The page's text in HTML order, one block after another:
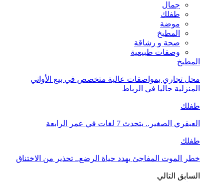
جمال
طفلك
موضة
المطبخ
صحة و رشاقة
وصفات طبيعية
المطبخ
محل تجاري بمواصفات عالية متخصص في بيع الأواني
المنزلية حاليا في الرباط
طفلك
العبقري الصغير.. يتحدث 7 لغات في عمر الرابعة
طفلك
خطر الموت المفاجئ يهدد حياة الرضع.. تحذير من الاختناق
السابق التالي